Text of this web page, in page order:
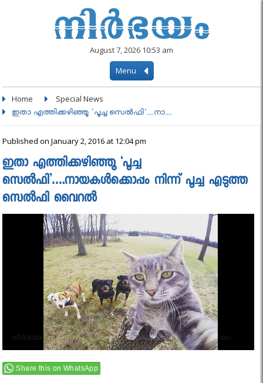
August 7, 2026 10:53 am
Menu
Home Special News
ഇതാ എത്തിക്കഴിഞ്ഞൂ 'പൂച്ച സെല്‍ഫി'....നാ....
Published on January 2, 2016 at 12:04 pm
ഇതാ എത്തിക്കഴിഞ്ഞൂ ‘പൂച്ച
സെല്‍ഫി’….നായകള്‍ക്കൊപ്പം നിന്ന് പൂച്ച എടുത്ത
സെല്‍ഫി വൈറല്‍
Share this on WhatsApp